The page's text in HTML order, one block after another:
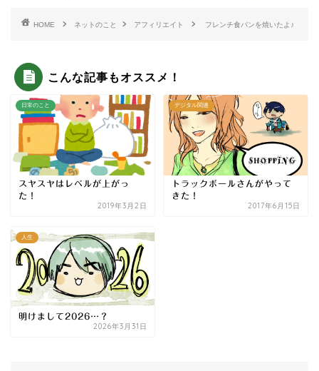
HOME ネットのこと アフィリエイト フレンチ食パンを焼いたよ♪
こんな記事もオススメ！
日常のこと
スヤスヤはレベルが上がっ
た！
2019年3月2日
デジタル関連
トラックボールさんがやって
きた！
2017年6月15日
人生
明けまして2026…？
2026年3月31日